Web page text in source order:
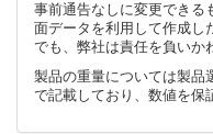
事前通告なしに変更できる
面データを利用して作成し
でも、弊社は責任を負いか
製品の重量については製品
で記載しており、数値を保